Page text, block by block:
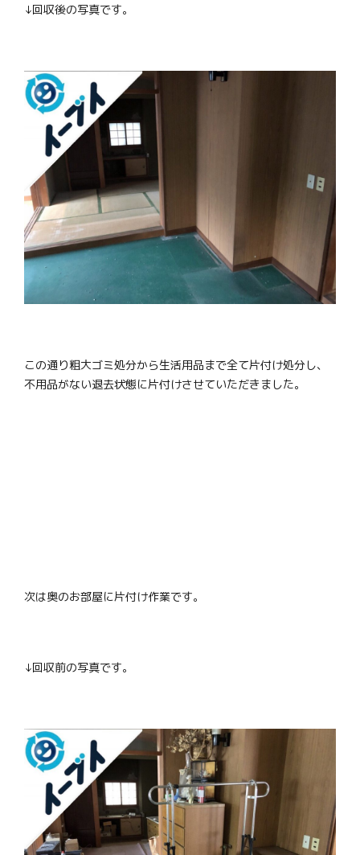
↓回収後の写真です。
この通り粗大ゴミ処分から生活用品まで全て片付け処分し、
不用品がない退去状態に片付けさせていただきました。
次は奥のお部屋に片付け作業です。
↓回収前の写真です。